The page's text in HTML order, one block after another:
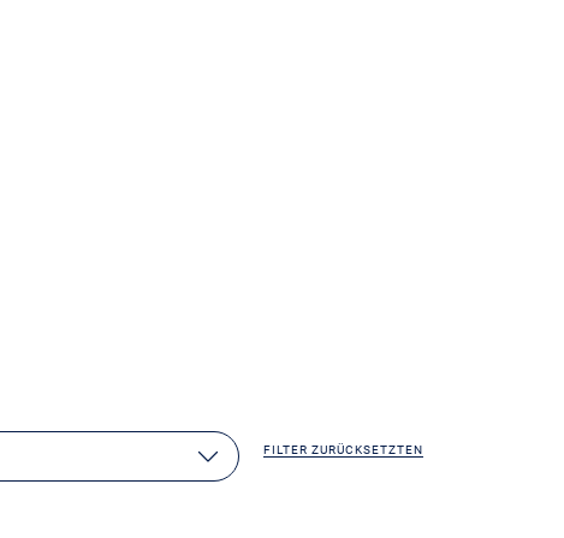
FILTER ZURÜCKSETZTEN